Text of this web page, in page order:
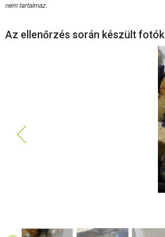
nem tartalmaz.
Az ellenőrzés során készült fotók